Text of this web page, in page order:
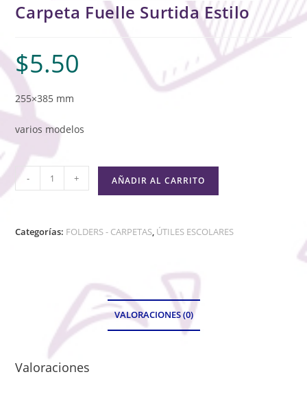
Carpeta Fuelle Surtida Estilo
$5.50
255×385 mm
varios modelos
- + AÑADIR AL CARRITO
Categorías: FOLDERS - CARPETAS, ÚTILES ESCOLARES
VALORACIONES (0)
Valoraciones